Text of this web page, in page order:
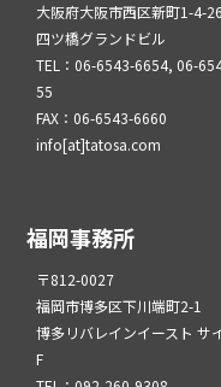
大阪府大阪市西区新町1-4-26
四ツ橋グランドビル
TEL：06-6543-6654, 06-
55
FAX：06-6543-6660
info[at]tatosa.com
福岡事務所
〒812-0027
福岡市博多区下川端町2-1
博多リバレインイースト サ
F